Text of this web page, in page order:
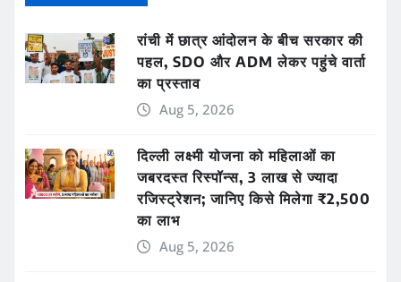
रांची में छात्र आंदोलन के बीच सरकार की
पहल, SDO और ADM लेकर पहुंचे वार्ता
का प्रस्ताव
Aug 5, 2026
दिल्ली लक्ष्मी योजना को महिलाओं का
जबरदस्त रिस्पॉन्स, 3 लाख से ज्यादा
रजिस्ट्रेशन; जानिए किसे मिलेगा ₹2,500
का लाभ
Aug 5, 2026